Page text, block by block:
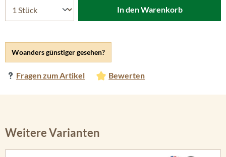
Woanders günstiger gesehen?
Fragen zum Artikel Bewerten
In den Warenkorb
Weitere Varianten